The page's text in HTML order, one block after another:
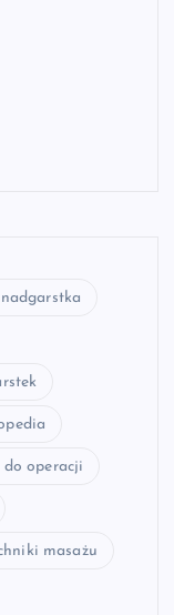
do operacji
masażu